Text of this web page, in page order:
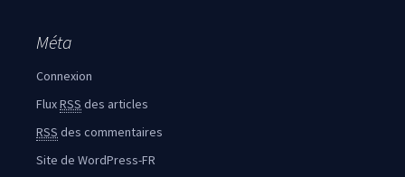
Méta
Connexion
FluxRSS des articles
RSS des commentaires
Site de WordPress-FR